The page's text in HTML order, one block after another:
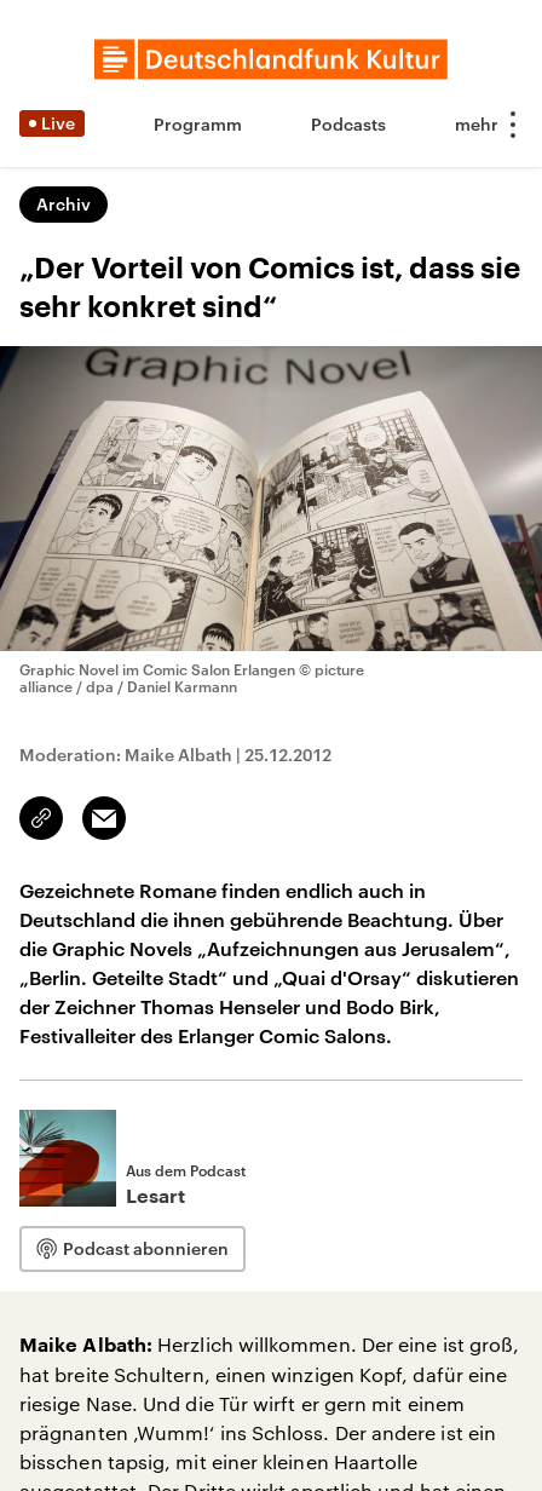
Live Programm Podcasts
Archiv
„Der Vorteil von Comics ist, dass sie
sehr konkret sind“
Graphic Novel im Comic Salon Erlangen © picture
alliance / dpa / Daniel Karmann
Moderation: Maike Albath | 25.12.2012
Link
kopieren/teilen
Email
Gezeichnete Romane finden endlich auch in
Deutschland die ihnen gebührende Beachtung. Über
die Graphic Novels „Aufzeichnungen aus Jerusalem“,
„Berlin. Geteilte Stadt“ und „Quai d'Orsay“ diskutieren
der Zeichner Thomas Henseler und Bodo Birk,
Festivalleiter des Erlanger Comic Salons.
Aus dem Podcast
Lesart
Podcast abonnieren
Maike Albath: Herzlich willkommen. Der eine ist groß,
hat breite Schultern, einen winzigen Kopf, dafür eine
riesige Nase. Und die Tür wirft er gern mit einem
prägnanten ‚Wumm!‘ ins Schloss. Der andere ist ein
bisschen tapsig, mit einer kleinen Haartolle